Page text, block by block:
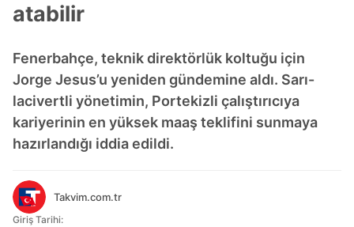
atabilir
Fenerbahçe, teknik direktörlük koltuğu için
Jorge Jesus’u yeniden gündemine aldı. Sarı-
lacivertli yönetimin, Portekizli çalıştırıcıya
kariyerinin en yüksek maaş teklifini sunmaya
hazırlandığı iddia edildi.
Takvim.com.tr
Giriş Tarihi: